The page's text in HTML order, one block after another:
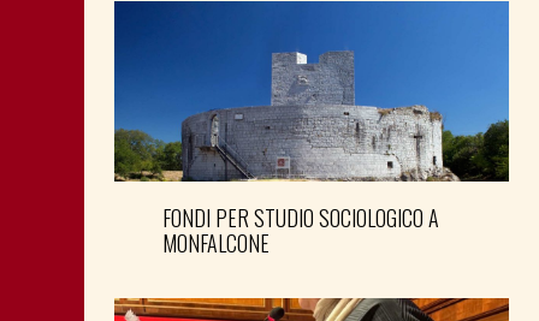
FONDI PER STUDIO SOCIOLOGICO A
MONFALCONE